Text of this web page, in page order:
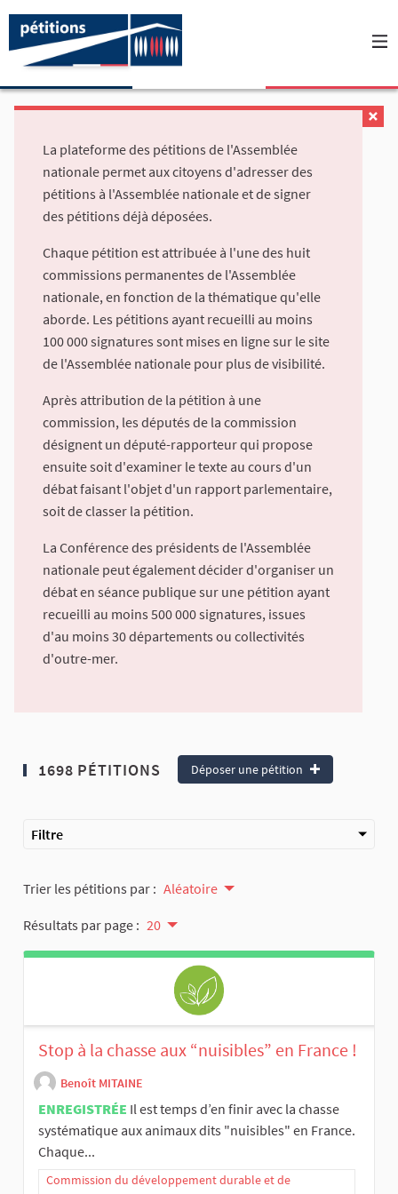
La plateforme des pétitions de l'Assemblée
nationale permet aux citoyens d'adresser des
pétitions à l'Assemblée nationale et de signer
des pétitions déjà déposées.
Chaque pétition est attribuée à l'une des huit
commissions permanentes de l'Assemblée
nationale, en fonction de la thématique qu'elle
aborde. Les pétitions ayant recueilli au moins
100 000 signatures sont mises en ligne sur le site
de l'Assemblée nationale pour plus de visibilité.
Après attribution de la pétition à une
commission, les députés de la commission
désignent un député-rapporteur qui propose
ensuite soit d'examiner le texte au cours d'un
débat faisant l'objet d'un rapport parlementaire,
soit de classer la pétition.
La Conférence des présidents de l'Assemblée
nationale peut également décider d'organiser un
débat en séance publique sur une pétition ayant
recueilli au moins 500 000 signatures, issues
d'au moins 30 départements ou collectivités
d'outre-mer.
1698 PÉTITIONS Déposer une pétition
Filtre
Trier les pétitions par : Aléatoire
Résultats par page : 20
Stop à la chasse aux “nuisibles” en France !
Benoît MITAINE
ENREGISTRÉE Il est temps d’en finir avec la chasse
systématique aux animaux dits "nuisibles" en France.
Chaque...
Commission du développement durable et de